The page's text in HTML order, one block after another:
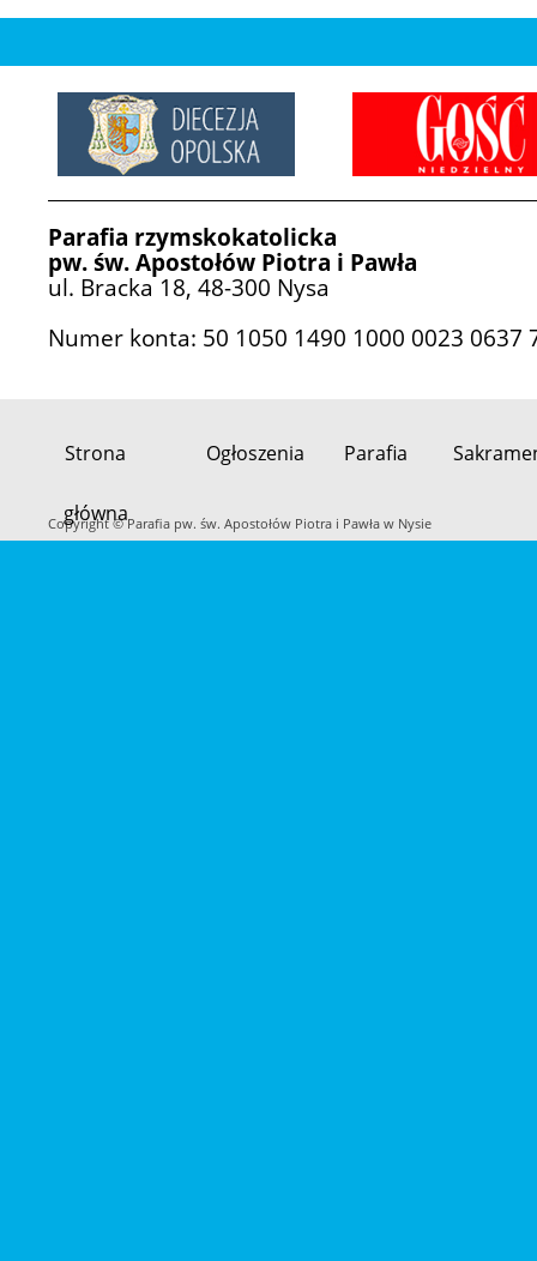
Parafia rzymskokatolicka
pw. św. Apostołów Piotra i Pawła
ul. Bracka 18, 48-300 Nysa
Numer konta: 50 1050 1490 1000 0023 0637
PrzeskoczStrona
główna
Ogłoszenia Parafia
Copyright © Parafia pw. św. Apostołów Piotra i Pawła w Nysie